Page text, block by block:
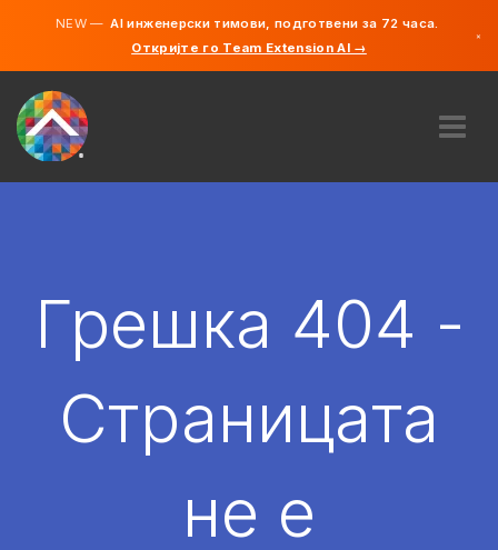
NEW —AI инженерски тимови, подготвени за 72 часа.
Откријте го Team Extension AI →
×
АНГАЖИРАЈ
Грешка 404 -
Страницата
не е